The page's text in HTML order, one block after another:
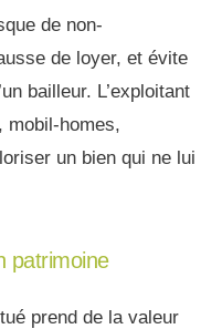
de non-
de loyer, et évite
bailleur. L’exploitant
mobil-homes,
un bien qui ne lui
patrimoine
prend de la valeur